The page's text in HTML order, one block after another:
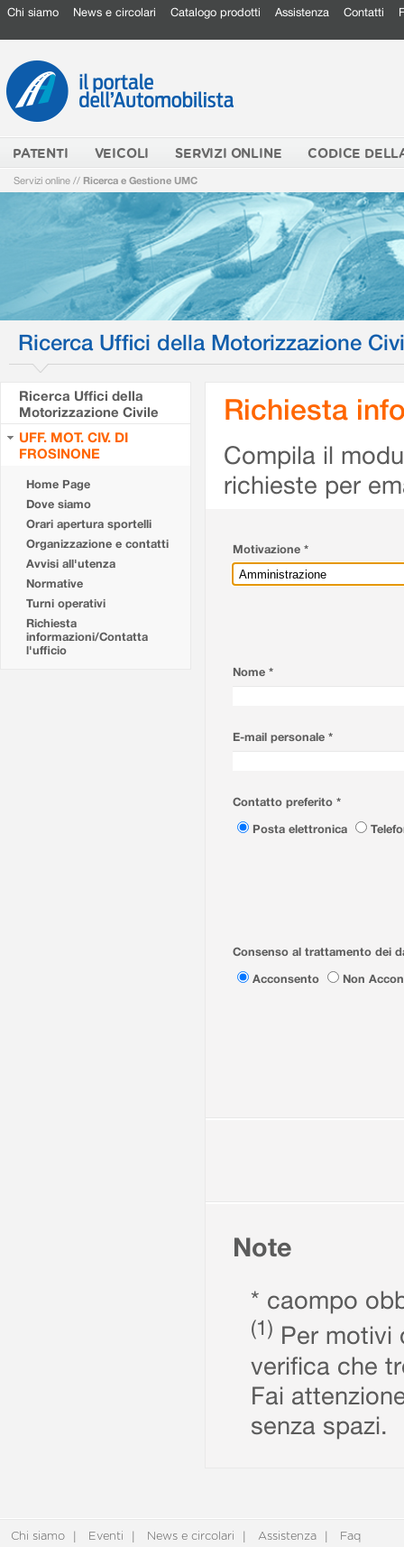
Chi siamo News e circolari Catalogo prodotti Assistenza Contatti
PATENTI VEICOLI SERVIZI ONLINE CODICE
Servizi online // Ricerca e Gestione UMC
Ricerca Uffici della Motorizzazione
Ricerca Uffici della
Motorizzazione Civile
UFF. MOT. CIV. DI
FROSINONE
Home Page
Dove siamo
Orari apertura sportelli
Organizzazione e contatti
Avvisi all'utenza
Normative
Turni operativi
Richiesta
informazioni/Contatta
l'ufficio
Richiesta
Compila il
richieste per
Motivazione *
Nome *
E-mail personale *
Contatto preferito *
Posta elettronica
Consenso al trattamento dei
Acconsento
Non
Note
* caompo
(1) Per motivi
verifica che
Fai
senza spazi.
Chi siamo Eventi News e circolari Assistenza Faq